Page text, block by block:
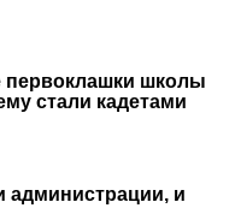
первоклашки школы
стали кадетами
администрации, и